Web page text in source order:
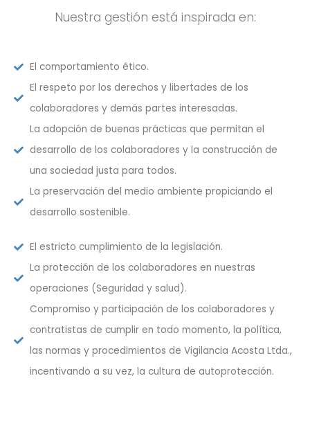
Nuestra gestión está inspirada en:
El comportamiento ético.
El respeto por los derechos y libertades de los
colaboradores y demás partes interesadas.
La adopción de buenas prácticas que permitan el
desarrollo de los colaboradores y la construcción de
una sociedad justa para todos.
La preservación del medio ambiente propiciando el
desarrollo sostenible.
El estricto cumplimiento de la legislación.
La protección de los colaboradores en nuestras
operaciones (Seguridad y salud).
Compromiso y participación de los colaboradores y
contratistas de cumplir en todo momento, la política,
las normas y procedimientos de Vigilancia Acosta Ltda.,
incentivando a su vez, la cultura de autoprotección.